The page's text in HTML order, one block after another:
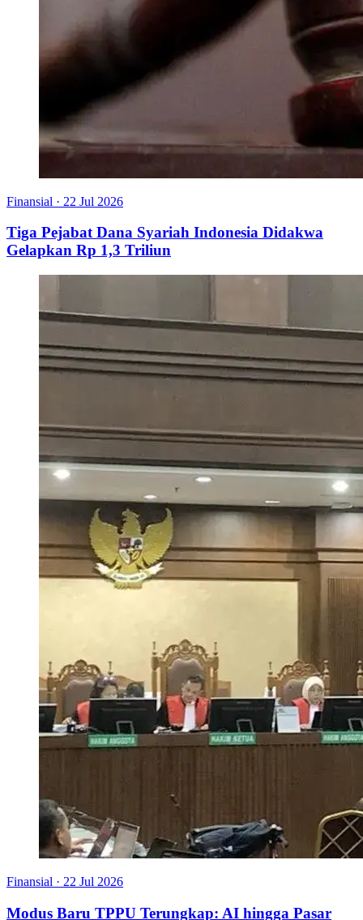
Finansial · 22 Jul 2026
Tiga Pejabat Dana Syariah Indonesia Didakwa
Gelapkan Rp 1,3 Triliun
Finansial · 22 Jul 2026
Modus Baru TPPU Terungkap: AI hingga Pasar